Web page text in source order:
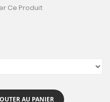
Ce Produit
AU PANIER